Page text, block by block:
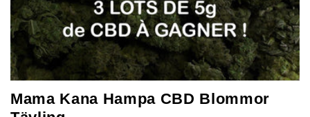
Mama Kana Hampa CBD Blommor